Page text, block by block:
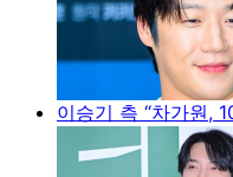
이승기 측 “차가원,